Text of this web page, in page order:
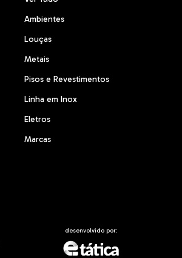
Ambientes
Louças
Metais
Pisos e Revestimentos
Linha em Inox
Eletros
Marcas
desenvolvido por: